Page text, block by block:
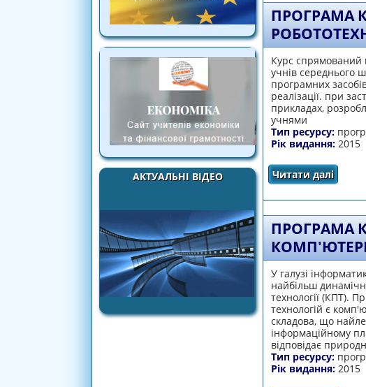
АКТУАЛЬНІ ВІДЕО
ПРОГРАМА
Курс спрямований
учнів середнього
програмних
реалізації. при
прикладах,
учнями
Тип ресурсу:
Рік видання: 2015
Читати даліпро
ПРОГРАМА
У галузі
найбільш
технології (КПТ).
технологій є
складова, що
інформаційному
відповідає
Тип ресурсу:
Рік видання: 2015